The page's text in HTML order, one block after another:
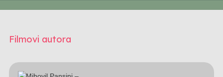
Filmovi autora